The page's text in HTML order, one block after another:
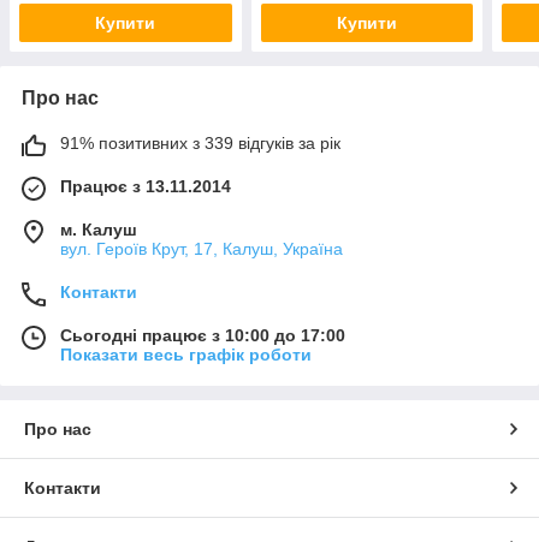
Купити Купити
Про нас
91% позитивних з 339 відгуків за рік
Працює з 13.11.2014
м. Калуш
вул. Героїв Крут, 17, Калуш, Україна
Контакти
Сьогодні працює з 10:00 до 17:00
Показати весь графік роботи
Про нас
Контакти